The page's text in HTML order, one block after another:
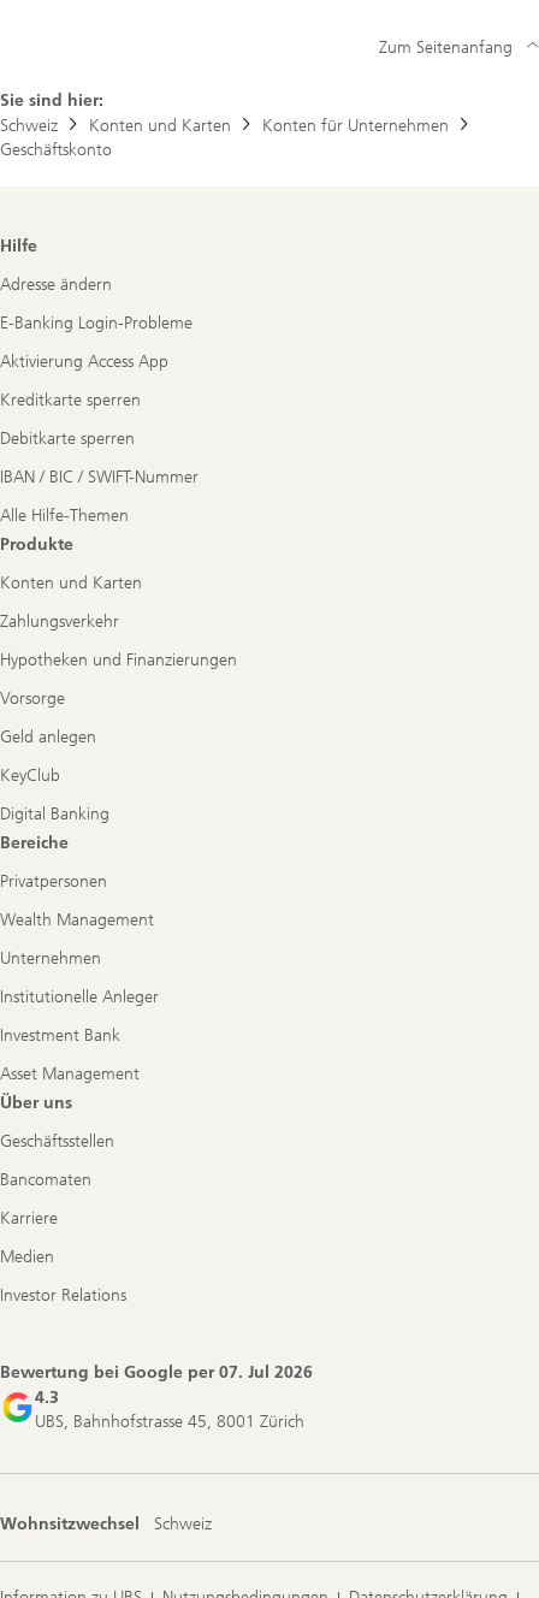
Sie sind hier:
Schweiz
Konten und Karten
Konten für Unternehmen
Geschäftskonto
Zum Seitenanfang
Footer
Hilfe
Adresse ändern
E-Banking Login-Probleme
Aktivierung Access App
Kreditkarte sperren
Debitkarte sperren
IBAN / BIC / SWIFT-Nummer
Alle Hilfe-Themen
Produkte
Konten und Karten
Zahlungsverkehr
Hypotheken und Finanzierungen
Vorsorge
Geld anlegen
KeyClub
Digital Banking
Bereiche
Privatpersonen
Wealth Management
Unternehmen
Institutionelle Anleger
Investment Bank
Asset Management
Über uns
Geschäftsstellen
Bancomaten
Karriere
Medien
Investor Relations
Bewertung bei Google per07. Jul 2026
4.3
UBS, Bahnhofstrasse 45, 8001 Zürich
Wohnsitzwechsel Schweiz